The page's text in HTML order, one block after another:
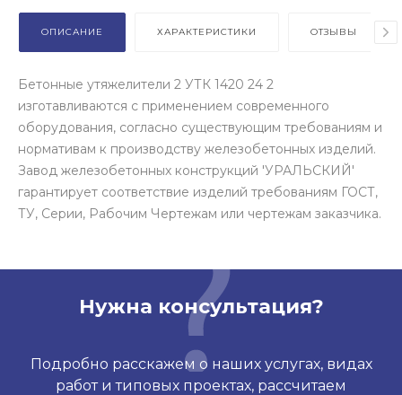
ОПИСАНИЕ ХАРАКТЕРИСТИКИ ОТЗЫВЫ
Бетонные утяжелители 2 УТК 1420 24 2
изготавливаются с применением современного
оборудования, согласно существующим требованиям и
нормативам к производству железобетонных изделий.
Завод железобетонных конструкций 'УРАЛЬСКИЙ'
гарантирует соответствие изделий требованиям ГОСТ,
ТУ, Серии, Рабочим Чертежам или чертежам заказчика.
Нужна консультация?
Подробно расскажем о наших услугах, видах
работ и типовых проектах, рассчитаем